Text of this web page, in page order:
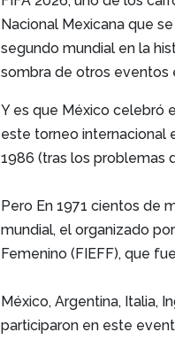
Nacional Mexicana que
segundo mundial en la
sombra de otros eventos
Y es que México celebró
este torneo internacional
1986 (tras los problemas
Pero En 1971 cientos de
mundial, el organizado
Femenino (FIEFF), que
México, Argentina, Italia,
participaron en este